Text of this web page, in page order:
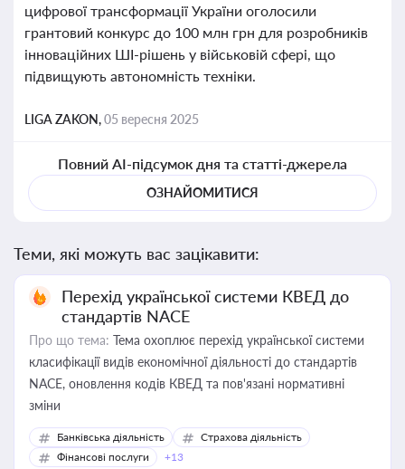
цифрової трансформації України оголосили
грантовий конкурс до 100 млн грн для розробників
інноваційних ШІ-рішень у військовій сфері, що
підвищують автономність техніки.
LIGA ZAKON,05 вересня 2025
Повний AI-підсумок дня та статті-джерела
ОЗНАЙОМИТИСЯ
Теми, які можуть вас зацікавити:
Перехід української системи КВЕД до
стандартів NACE
Про що тема: Тема охоплює перехід української системи
класифікації видів економічної діяльності до стандартів
NACE, оновлення кодів КВЕД та пов'язані нормативні
зміни
Банківська діяльність
Страхова діяльність
Фінансові послуги
+13